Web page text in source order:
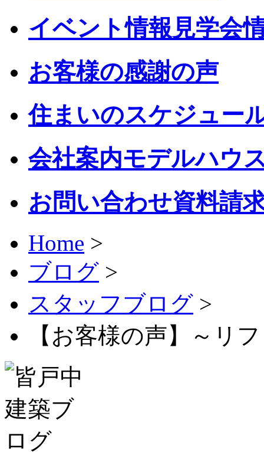
イベント情報見学会
お客様の感謝の声
住まいのスケジュー
会社案内モデルハウ
お問い合わせ資料請
Home >
ブログ >
スタッフブログ >
【お客様の声】～リ